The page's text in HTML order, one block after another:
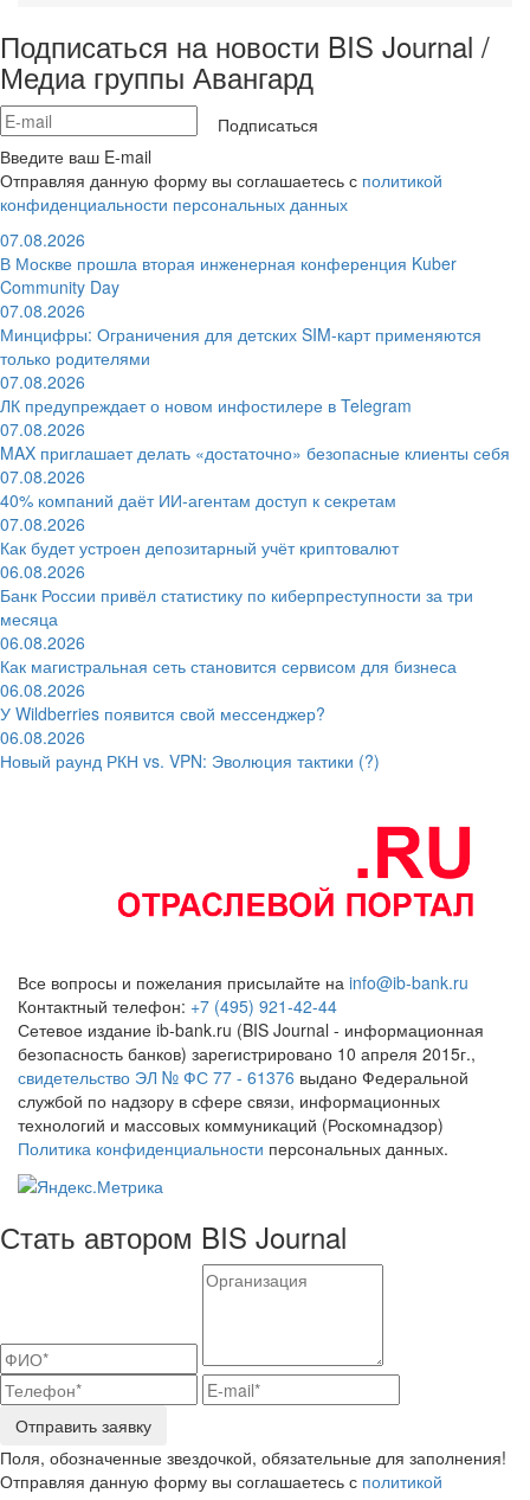
Подписаться на новости BIS Journal /
Медиа группы Авангард
Подписаться
Введите ваш E-mail
Отправляя данную форму вы соглашаетесь с политикой
конфиденциальности персональных данных
07.08.2026
В Москве прошла вторая инженерная конференция Kuber
Community Day
07.08.2026
Минцифры: Ограничения для детских SIM-карт применяются
только родителями
07.08.2026
ЛК предупреждает о новом инфостилере в Telegram
07.08.2026
MAX приглашает делать «достаточно» безопасные клиенты себя
07.08.2026
40% компаний даёт ИИ‑агентам доступ к секретам
07.08.2026
Как будет устроен депозитарный учёт криптовалют
06.08.2026
Банк России привёл статистику по киберпреступности за три
месяца
06.08.2026
Как магистральная сеть становится сервисом для бизнеса
06.08.2026
У Wildberries появится свой мессенджер?
06.08.2026
Новый раунд РКН vs. VPN: Эволюция тактики (?)
Все вопросы и пожелания присылайте на info@ib-bank.ru
Контактный телефон: +7 (495) 921-42-44
Сетевое издание ib-bank.ru (BIS Journal - информационная
безопасность банков) зарегистрировано 10 апреля 2015г.,
свидетельство ЭЛ № ФС 77 - 61376 выдано Федеральной
службой по надзору в сфере связи, информационных
технологий и массовых коммуникаций (Роскомнадзор)
Политика конфиденциальности персональных данных.
Стать автором BIS Journal
Отправить заявку
Поля, обозначенные звездочкой, обязательные для заполнения!
Отправляя данную форму вы соглашаетесь с политикой